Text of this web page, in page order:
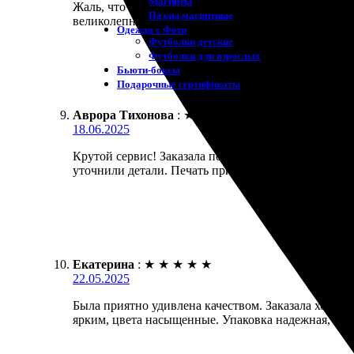
Пазлы магнитные
Одежда с Фото
Футболки детские
Футболки для взрослых
Бьюти-боксы
Подарочные сертификаты
Жаль, что не обратилась сюда раньше! Заказала
великолепное, цвета яркие, детали четкие.
Аврора Тихонова : ★
18.06.2025
Крутой сервис! Заказала печать на холсте –
уточнили детали. Печать пришла в срок,
Екатерина : ★ ★ ★ ★ ★
22.05.2025
Была приятно удивлена качеством. Заказала
ярким, цвета насыщенные. Упаковка надежная, все